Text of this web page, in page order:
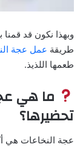
وبهذا نكون قد
طريقة عمل عجة
طعمها اللذيذ.
ما هي
تحضيرها؟
عجة النخاعات هي